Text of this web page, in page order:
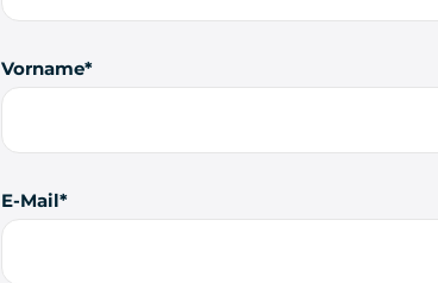
Vorname
E-Mail